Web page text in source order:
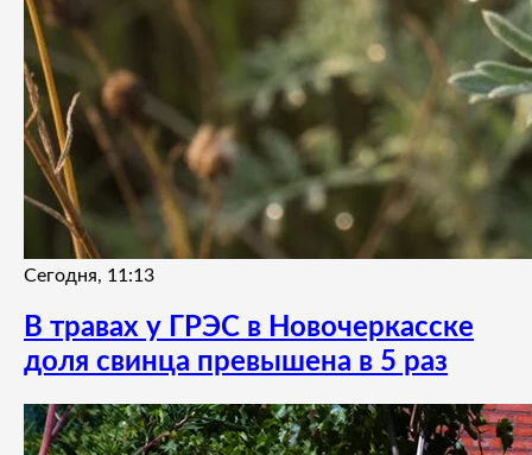
Сегодня, 11:13
В травах у ГРЭС в Новочеркасске
доля свинца превышена в 5 раз